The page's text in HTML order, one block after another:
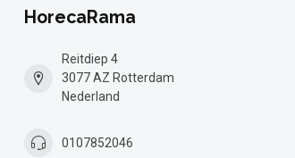
HorecaRama
Reitdiep 4
3077 AZ Rotterdam
Nederland
0107852046